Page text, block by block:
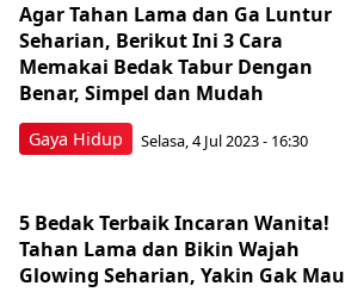
Gaya Hidup
Agar Tahan Lama dan Ga Luntur
Seharian, Berikut Ini 3 Cara
Memakai Bedak Tabur Dengan
Benar, Simpel dan Mudah
Selasa, 4 Jul 2023 - 16:30
5 Bedak Terbaik Incaran Wanita!
Tahan Lama dan Bikin Wajah
Glowing Seharian, Yakin Gak Mau